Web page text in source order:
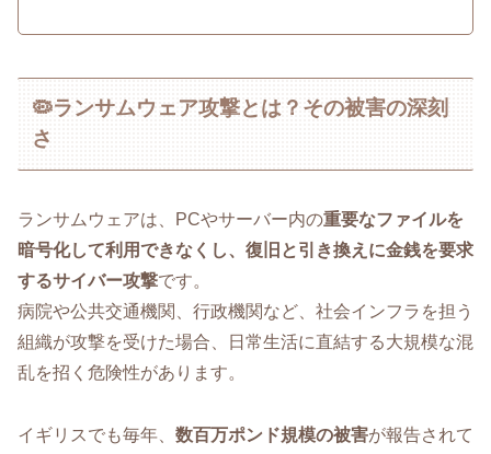
🦠ランサムウェア攻撃とは？その被害の深刻
さ
ランサムウェアは、PCやサーバー内の重要なファイルを
暗号化して利用できなくし、復旧と引き換えに金銭を要求
するサイバー攻撃です。
病院や公共交通機関、行政機関など、社会インフラを担う
組織が攻撃を受けた場合、日常生活に直結する大規模な混
乱を招く危険性があります。
イギリスでも毎年、 数百万ポンド規模の被害が報告されて